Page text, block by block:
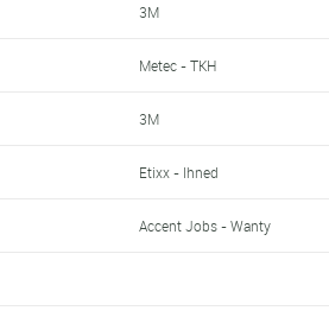
3M
Metec - TKH
3M
Etixx - Ihned
Accent Jobs - Wanty